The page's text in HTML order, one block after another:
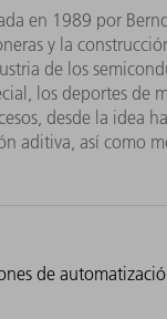
en 1989 por
y la
de los
los deportes de
desde la idea
aditiva, así como
de